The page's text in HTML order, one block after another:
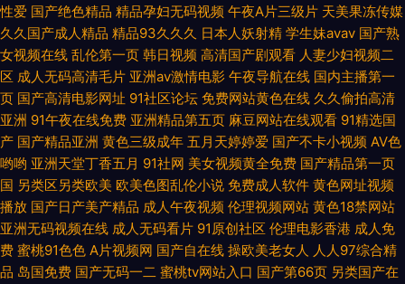
A片 av噜噜成人网 精东传媒毛片 日韩影音 91美女色色 国产精品v 欧美午夜
成人色片 亚洲狠狠操网 av天堂电影网 韩国激情网 欧洲高清va 亚洲黄色AU
福利姬网站免费看 欧美人视频 性欧美第二页 www人妻人操 久草福利站 少
妇性福网 91免费观看视频 福利成人网站导航 欧美操B电影 18网页禁解衣
性爱 国产绝色精品 精品孕妇无码视频 午夜A片三级片 天美果冻传媒
久久国产成人精品 精品93久久久 日本人妖射精 学生妹avav 国产熟
女视频在线 乱伦第一页 韩日视频 高清国产剧观看 人妻少妇视频二
区 成人无码高清毛片 亚洲av激情电影 午夜导航在线 国内主播第一
页 国产高清电影网址 91社区论坛 免费网站黄色在线 久久偷拍高清
亚洲 91午夜在线免费 亚洲精品第五页 麻豆网站在线观看 91精选国
产 国产精品亚洲 黄色三级成年 五月天婷婷爱 国产不卡小视频 AV色
哟哟 亚洲天堂丁香五月 91社网 美女视频黄全免费 国产精品第一页
国 另类区另类欧美 欧美色图乱伦小说 免费成人软件 黄色网址视频
播放 国产日产美产精品 成人午夜视频 伦理视频网站 黄色18禁网站
亚洲无码视频在线 成人无码看片 91原创社区 伦理电影香港 成人免
费 蜜桃91色色 A片视频网 国产自在线 操欧美老女人 人人97综合精
品 岛国免费 国产无码一二 蜜桃tv网站入口 国产第66页 另类国产在